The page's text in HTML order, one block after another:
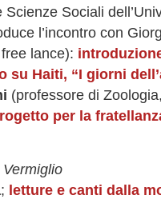
Sociali
l’incontro con
lance):
Haiti, “I giorni
(professore di
per la
; letture e canti dalla